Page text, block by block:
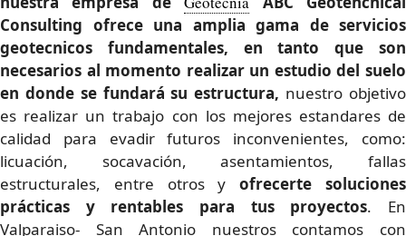
Consulting ofrece una amplia gama de servicios
geotecnicos fundamentales, en tanto que son
necesarios al momento realizar un estudio del suelo
en donde se fundará su estructura, nuestro objetivo
es realizar un trabajo con los mejores estandares de
calidad para evadir futuros inconvenientes, como:
licuación, socavación, asentamientos, fallas
estructurales, entre otros yofrecertesoluciones
prácticas y rentables para tus proyectos. En
Valparaiso- San Antonio nuestros contamos con